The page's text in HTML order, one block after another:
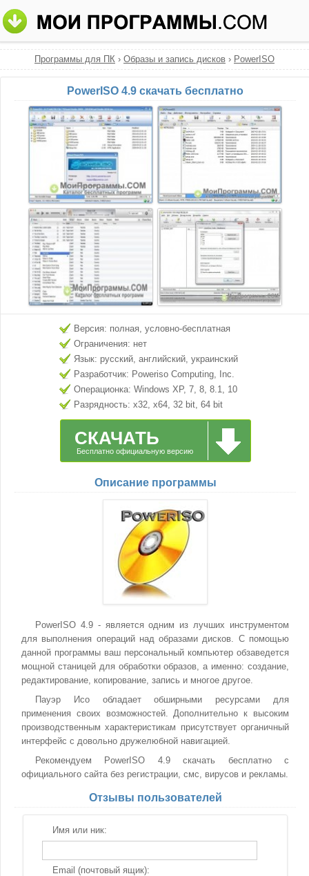
Программы для ПК › Образы и запись дисков › PowerISO
PowerISO 4.9 скачать бесплатно
Версия: полная, условно-бесплатная
Ограничения: нет
Язык: русский, английский, украинский
Разработчик: Poweriso Computing, Inc.
Операционка: Windows XP, 7, 8, 8.1, 10
Разрядность: x32, x64, 32 bit, 64 bit
СКАЧАТЬ
Бесплатно официальную версию
Описание программы
PowerISO 4.9 - является одним из лучших инструментом
для выполнения операций над образами дисков. С помощью
данной программы ваш персональный компьютер обзаведется
мощной станицей для обработки образов, а именно: создание,
редактирование, копирование, запись и многое другое.
Пауэр Исо обладает обширными ресурсами для
применения своих возможностей. Дополнительно к высоким
производственным характеристикам присутствует органичный
интерфейс с довольно дружелюбной навигацией.
Рекомендуем PowerISO 4.9 скачать бесплатно с
официального сайта без регистрации, смс, вирусов и рекламы.
Отзывы пользователей
Имя или ник:
Email (почтовый ящик):